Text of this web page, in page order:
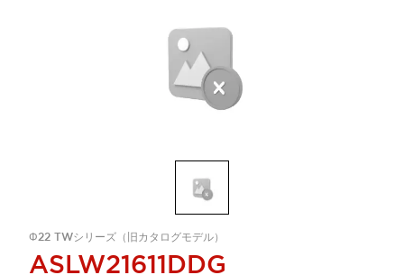
Φ22 TWシリーズ（旧カタログモデル）
ASLW21611DDG